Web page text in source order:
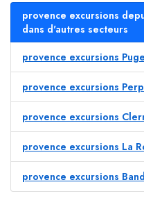
provence excursions
dans d'autres secteurs
provence excursions
provence excursions
provence excursions
provence excursions La
provence excursions